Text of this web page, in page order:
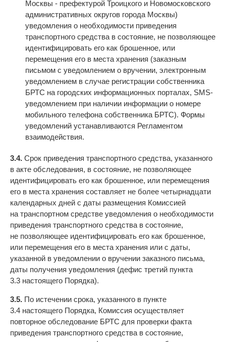
Москвы - префектурой Троицкого и Новомосковского
административных округов города Москвы)
уведомления о необходимости приведения
транспортного средства в состояние, не позволяющее
идентифицировать его как брошенное, или
перемещения его в места хранения (заказным
письмом с уведомлением о вручении, электронным
уведомлением в случае регистрации собственника
БРТС на городских информационных порталах, SMS-
уведомлением при наличии информации о номере
мобильного телефона собственника БРТС). Формы
уведомлений устанавливаются Регламентом
взаимодействия.
3.4. Срок приведения транспортного средства, указанного
в акте обследования, в состояние, не позволяющее
идентифицировать его как брошенное, или перемещения
его в места хранения составляет не более четырнадцати
календарных дней с даты размещения Комиссией
на транспортном средстве уведомления о необходимости
приведения транспортного средства в состояние,
не позволяющее идентифицировать его как брошенное,
или перемещения его в места хранения или с даты,
указанной в уведомлении о вручении заказного письма,
даты получения уведомления (дефис третий пункта
3.3 настоящего Порядка).
3.5. По истечении срока, указанного в пункте
3.4 настоящего Порядка, Комиссия осуществляет
повторное обследование БРТС для проверки факта
приведения транспортного средства в состояние,